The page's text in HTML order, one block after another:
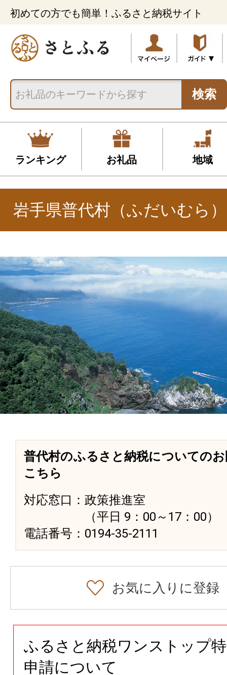
初めての方でも簡単！ふるさと納税サイト
検索
ランキング お礼品 地域
岩手県普代村（ふだいむら）
普代村のふるさと納税についての
こちら
対応窓口：政策推進室
（平日 9：00～17：00）
電話番号：0194-35-2111
お気に入りに登録
ふるさと納税ワンストップ
申請について